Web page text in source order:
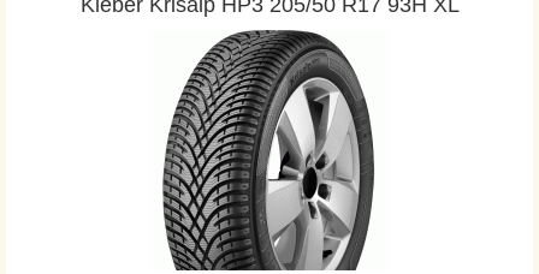
Kleber Krisalp HP3 205/50 R17 93H XL